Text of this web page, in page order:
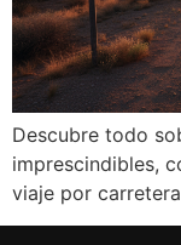
Descubre todo
imprescindibles,
viaje por